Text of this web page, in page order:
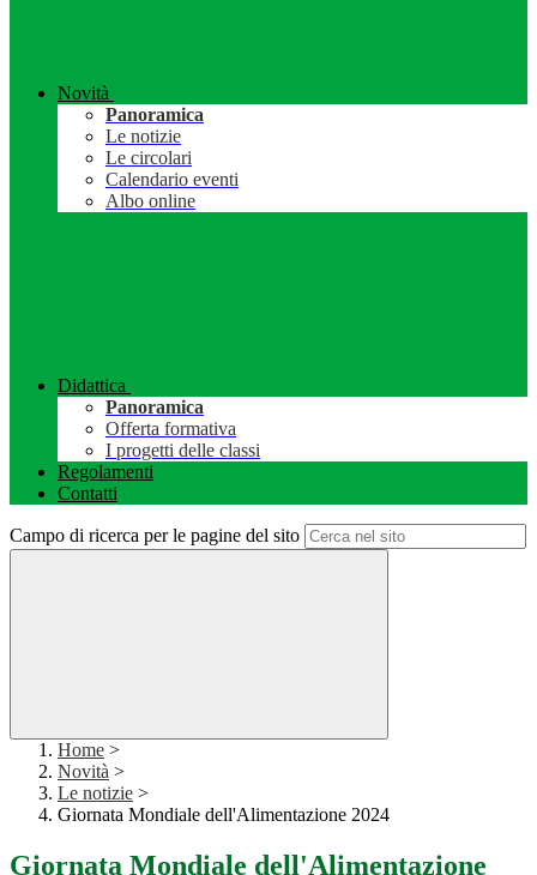
Novità
Panoramica
Le notizie
Le circolari
Calendario eventi
Albo online
Didattica
Panoramica
Offerta formativa
I progetti delle classi
Regolamenti
Contatti
Campo di ricerca per le pagine del sito
Home >
Novità >
Le notizie >
Giornata Mondiale dell'Alimentazione 2024
Giornata Mondiale dell'Alimentazione